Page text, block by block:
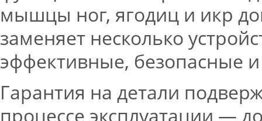
мышцы ног, ягодиц и икр
заменяет несколько
эффективные, безопасные
Гарантия на детали
процессе эксплуатации —